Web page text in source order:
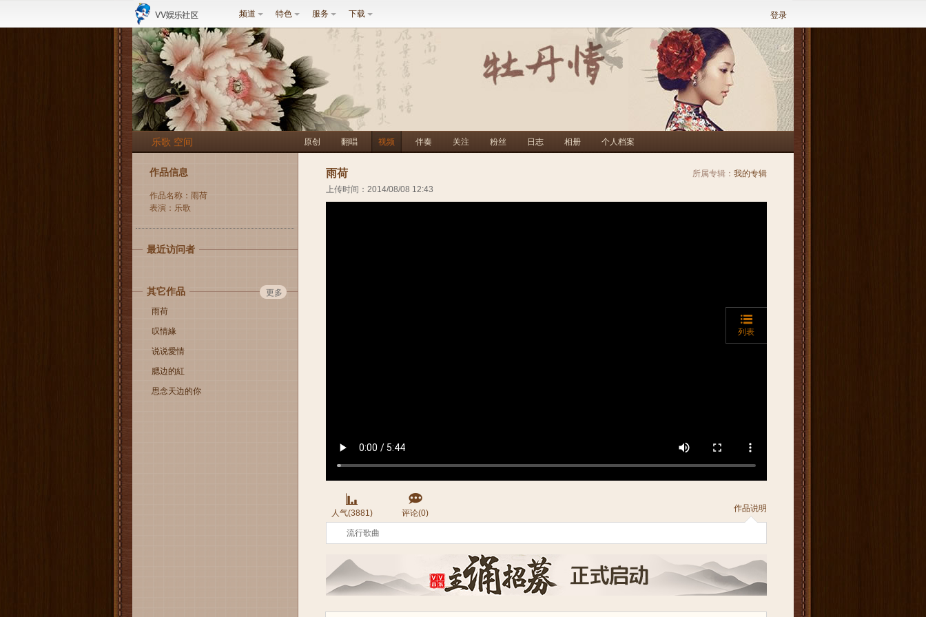
频道 特色 服务 下载 登录
乐歌 空间 原创 翻唱 视频 伴奏 关注 粉丝 日志 相册 个人档案
作品信息
作品名称：雨荷
表演：乐歌
最近访问者
其它作品
更多
雨荷
叹情緣
说说愛情
腮边的紅
思念天边的你
雨荷 所属专辑： 我的专辑
上传时间：2014/08/08 12:43
列表
人气(3881) 评论(0) 作品说明
流行歌曲